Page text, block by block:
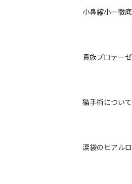
小鼻縮小ー徹
貴族プロテーゼ
猫手術について
涙袋のヒアル